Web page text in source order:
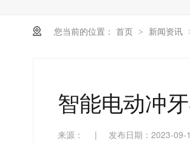
您当前的位置： 首页 > 新闻资讯
智能电动冲
来源： | 发布日期：2023-09-